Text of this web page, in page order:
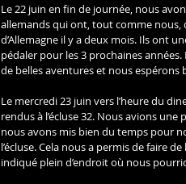
Le 22 juin en fin de journée, nous
allemands qui ont, tout comme nous,
d’Allemagne il y a deux mois. Ils ont
pédaler pour les 3 prochaines
de belles aventures et nous espérons
Le mercredi 23 juin vers l’heure du
rendus à l’écluse 32. Nous avions
nous avons mis bien du temps pour
l’écluse. Cela nous a permis de faire
indiqué plein d’endroit où nous